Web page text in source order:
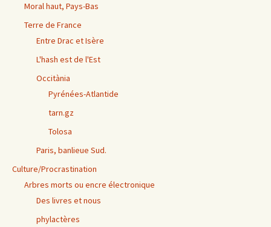
Moral haut, Pays-Bas
Terre de France
Entre Drac et Isère
L'hash est de l'Est
Occitània
Pyrénées-Atlantide
tarn.gz
Tolosa
Paris, banlieue Sud.
Culture/Procrastination
Arbres morts ou encre électronique
Des livres et nous
phylactères